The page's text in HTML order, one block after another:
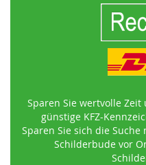
Sparen Sie wertvolle Zeit
günstige KFZ-
Sparen Sie sich die
Schilderbude vor